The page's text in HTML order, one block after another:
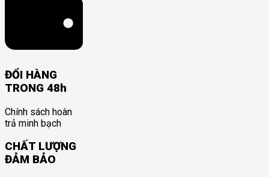
ĐỔI HÀNG
TRONG 48h
Chính sách hoàn
trả minh bạch
CHẤT LƯỢNG
ĐẢM BẢO